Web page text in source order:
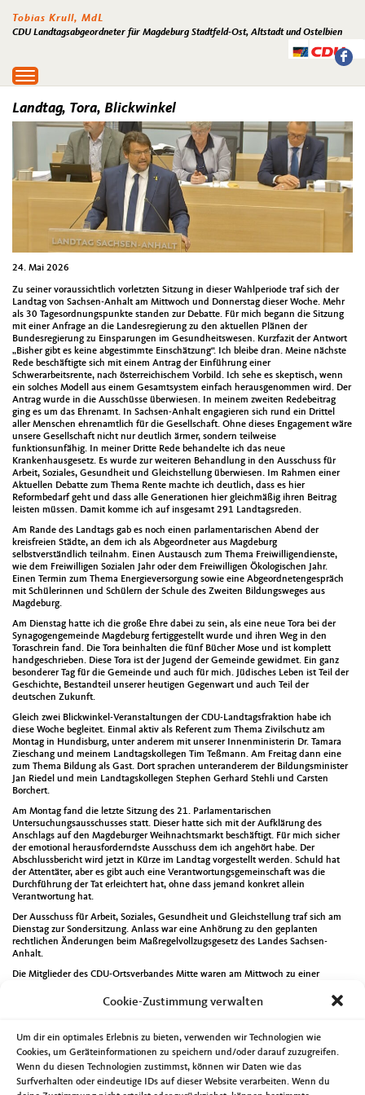
Cookie-Zustimmung verwalten
Um dir ein optimales Erlebnis zu bieten, verwenden wir Technologien wie
Cookies, um Geräteinformationen zu speichern und/oder darauf zuzugreifen.
Wenn du diesen Technologien zustimmst, können wir Daten wie das
Surfverhalten oder eindeutige IDs auf dieser Website verarbeiten. Wenn du
Tobias Krull, MdL
CDU Landtagsabgeordneter für Magdeburg Stadtfeld-Ost, Altstadt und Ostelbien
Toggle
navigation
Landtag, Tora, Blickwinkel
24. Mai 2026
Zu seiner voraussichtlich vorletzten Sitzung in dieser Wahlperiode traf sich der
Landtag von Sachsen-Anhalt am Mittwoch und Donnerstag dieser Woche. Mehr
als 30 Tagesordnungspunkte standen zur Debatte. Für mich begann die Sitzung
mit einer Anfrage an die Landesregierung zu den aktuellen Plänen der
Bundesregierung zu Einsparungen im Gesundheitswesen. Kurzfazit der Antwort
„Bisher gibt es keine abgestimmte Einschätzung“. Ich bleibe dran. Meine nächste
Rede beschäftigte sich mit einem Antrag der Einführung einer
Schwerarbeitsrente, nach österreichischem Vorbild. Ich sehe es skeptisch, wenn
ein solches Modell aus einem Gesamtsystem einfach herausgenommen wird. Der
Antrag wurde in die Ausschüsse überwiesen. In meinem zweiten Redebeitrag
ging es um das Ehrenamt. In Sachsen-Anhalt engagieren sich rund ein Drittel
aller Menschen ehrenamtlich für die Gesellschaft. Ohne dieses Engagement wäre
unsere Gesellschaft nicht nur deutlich ärmer, sondern teilweise
funktionsunfähig. In meiner Dritte Rede behandelte ich das neue
Krankenhausgesetz. Es wurde zur weiteren Behandlung in den Ausschuss für
Arbeit, Soziales, Gesundheit und Gleichstellung überwiesen. Im Rahmen einer
Aktuellen Debatte zum Thema Rente machte ich deutlich, dass es hier
Reformbedarf geht und dass alle Generationen hier gleichmäßig ihren Beitrag
leisten müssen. Damit komme ich auf insgesamt 291 Landtagsreden.
Am Rande des Landtags gab es noch einen parlamentarischen Abend der
kreisfreien Städte, an dem ich als Abgeordneter aus Magdeburg
selbstverständlich teilnahm. Einen Austausch zum Thema Freiwilligendienste,
wie dem Freiwilligen Sozialen Jahr oder dem Freiwilligen Ökologischen Jahr.
Einen Termin zum Thema Energieversorgung sowie eine Abgeordnetengespräch
mit Schülerinnen und Schülern der Schule des Zweiten Bildungsweges aus
Magdeburg.
Am Dienstag hatte ich die große Ehre dabei zu sein, als eine neue Tora bei der
Synagogengemeinde Magdeburg fertiggestellt wurde und ihren Weg in den
Toraschrein fand. Die Tora beinhalten die fünf Bücher Mose und ist komplett
handgeschrieben. Diese Tora ist der Jugend der Gemeinde gewidmet. Ein ganz
besonderer Tag für die Gemeinde und auch für mich. Jüdisches Leben ist Teil der
Geschichte, Bestandteil unserer heutigen Gegenwart und auch Teil der
deutschen Zukunft.
Gleich zwei Blickwinkel-Veranstaltungen der CDU-Landtagsfraktion habe ich
diese Woche begleitet. Einmal aktiv als Referent zum Thema Zivilschutz am
Montag in Hundisburg, unter anderem mit unserer Innenministerin Dr. Tamara
Zieschang und meinem Landtagskollegen Tim Teßmann. Am Freitag dann eine
zum Thema Bildung als Gast. Dort sprachen unteranderem der Bildungsminister
Jan Riedel und mein Landtagskollegen Stephen Gerhard Stehli und Carsten
Borchert.
Am Montag fand die letzte Sitzung des 21. Parlamentarischen
Untersuchungsausschusses statt. Dieser hatte sich mit der Aufklärung des
Anschlags auf den Magdeburger Weihnachtsmarkt beschäftigt. Für mich sicher
der emotional herausforderndste Ausschuss dem ich angehört habe. Der
Abschlussbericht wird jetzt in Kürze im Landtag vorgestellt werden. Schuld hat
der Attentäter, aber es gibt auch eine Verantwortungsgemeinschaft was die
Durchführung der Tat erleichtert hat, ohne dass jemand konkret allein
Verantwortung hat.
Der Ausschuss für Arbeit, Soziales, Gesundheit und Gleichstellung traf sich am
Dienstag zur Sondersitzung. Anlass war eine Anhörung zu den geplanten
rechtlichen Änderungen beim Maßregelvollzugsgesetz des Landes Sachsen-
Anhalt.
Die Mitglieder des CDU-Ortsverbandes Mitte waren am Mittwoch zu einer
einer Demonstration der Gewerkschaft NGG nutze ich die Mittagsunterbrechung
der Landtagssitzung am Donnerstag.
Am Freitag tagte der Hauptausschuss und der Bundesvorstand der
kommunalpolitischen Vereinigung von CDU und CSU, diesmal rein im digitalen
Format. Themen waren die aktuelle Lage der Kommunen sowie geplante